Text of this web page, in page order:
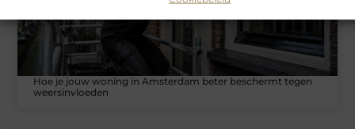
Hoe je jouw woning in Amsterdam beter beschermt tegen
weersinvloeden